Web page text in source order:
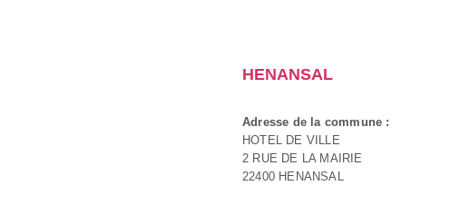
HENANSAL
Adresse de la commune :
HOTEL DE VILLE
2 RUE DE LA MAIRIE
22400 HENANSAL